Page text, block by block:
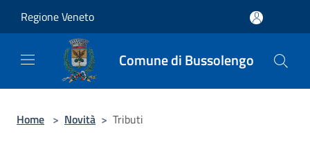
Regione Veneto
Comune di Bussolengo
Home > Novità > Tributi